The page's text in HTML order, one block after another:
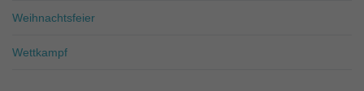
Weihnachtsfeier
Wettkampf